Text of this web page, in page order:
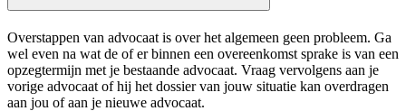
Overstappen van advocaat is over het algemeen geen probleem. Ga
wel even na wat de of er binnen een overeenkomst sprake is van een
opzegtermijn met je bestaande advocaat. Vraag vervolgens aan je
vorige advocaat of hij het dossier van jouw situatie kan overdragen
aan jou of aan je nieuwe advocaat.